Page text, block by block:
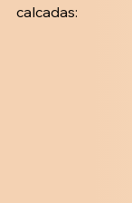
calcadas: